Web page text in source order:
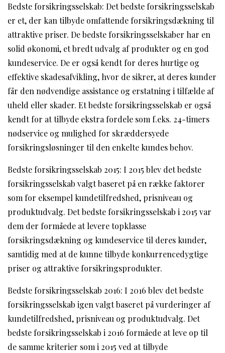
Bedste forsikringsselskab: Det bedste forsikringsselskab
er et, der kan tilbyde omfattende forsikringsdækning til
attraktive priser. De bedste forsikringsselskaber har en
solid økonomi, et bredt udvalg af produkter og en god
kundeservice. De er også kendt for deres hurtige og
effektive skadesafvikling, hvor de sikrer, at deres kunder
får den nødvendige assistance og erstatning i tilfælde af
uheld eller skader. Et bedste forsikringsselskab er også
kendt for at tilbyde ekstra fordele som f.eks. 24-timers
nødservice og mulighed for skræddersyede
forsikringsløsninger til den enkelte kundes behov.
Bedste forsikringsselskab 2015: I 2015 blev det bedste
forsikringsselskab valgt baseret på en række faktorer
som for eksempel kundetilfredshed, prisniveau og
produktudvalg. Det bedste forsikringsselskab i 2015 var
dem der formåede at levere topklasse
forsikringsdækning og kundeservice til deres kunder,
samtidig med at de kunne tilbyde konkurrencedygtige
priser og attraktive forsikringsprodukter.
Bedste forsikringsselskab 2016: I 2016 blev det bedste
forsikringsselskab igen valgt baseret på vurderinger af
kundetilfredshed, prisniveau og produktudvalg. Det
bedste forsikringsselskab i 2016 formåede at leve op til
de samme kriterier som i 2015 ved at tilbyde